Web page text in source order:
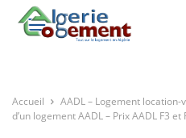
Accueil AADL – Logement location-
d’un logement AADL – Prix AADL F3 et